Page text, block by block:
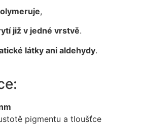
,
již v jedné vrstvě.
látky ani aldehydy.
pigmentu a tloušťce